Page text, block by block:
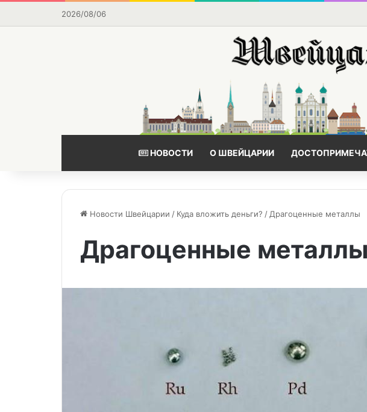
2026/08/06
НОВОСТИ О ШВЕЙЦАРИИ
Новости Швейцарии / Куда вложить деньги? /Драгоценные металлы
Драгоценные металлы